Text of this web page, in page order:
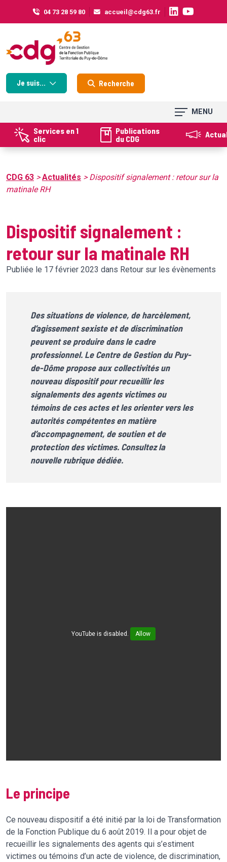
04 73 28 59 80 accueil@cdg63.fr
Je suis... Recherche
MENU
Services en 1
clic
Publications
du CDG
CDG 63 >Actualités > Dispositif signalement : retour sur la
matinale RH
Dispositif signalement :
retour sur la matinale RH
Publiée le 17 février 2023 dans Retour sur les évènements
Des situations de violence, de harcèlement,
d’agissement sexiste et de discrimination
peuvent se produire dans le cadre
professionnel. Le Centre de Gestion du Puy-
de-Dôme propose aux collectivités un
nouveau dispositif pour recueillir les
signalements des agents victimes ou
témoins de ces actes et les orienter vers les
autorités compétentes en matière
d’accompagnement, de soutien et de
protection des victimes. Consultez la
nouvelle rubrique dédiée.
YouTube is disabled. Allow
Le principe
Ce nouveau dispositif a été initié par la loi de Transformation
de la Fonction Publique du 6 août 2019. Il a pour objet de
recueillir les signalements des agents qui s’estiment
victimes ou témoins d’un acte de violence, de discrimination,
Cookies management panel